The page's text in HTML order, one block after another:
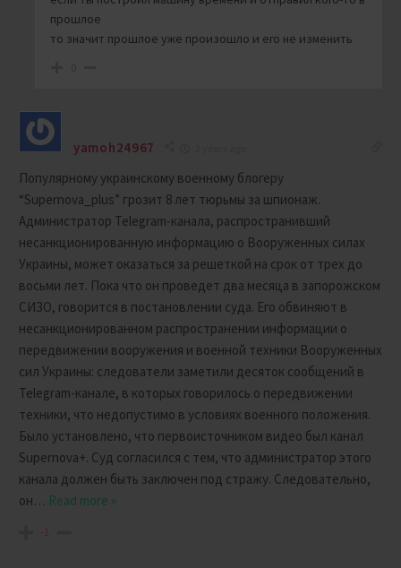
прошлое
то значит прошлое уже произошло и его не изменить
yamoh24967
Популярному украинскому военному блогеру
“Supernova_plus” грозит 8 лет тюрьмы за шпионаж.
Администратор Telegram-канала, распространивший
несанкционированную информацию о Вооруженных силах
Украины, может оказаться за решеткой на срок от трех до
восьми лет. Пока что он проведет два месяца в запорожском
СИЗО, говорится в постановлении суда. Его обвиняют в
несанкционированном распространении информации о
передвижении вооружения и военной техники Вооруженных
сил Украины: следователи заметили десяток сообщений в
Telegram-канале, в которых говорилось о передвижении
техники, что недопустимо в условиях военного положения.
Было установлено, что первоисточником видео был канал
Supernova+. Суд согласился с тем, что администратор этого
канала должен быть заключен под стражу. Следовательно,
он… Read more »
-1